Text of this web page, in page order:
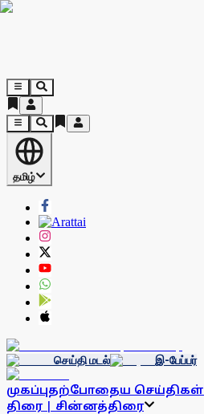
தமிழ்
செய்தி மடல் இ-பேப்பர்
முகப்புதற்போதைய செய்திகள்
திரை | சின்னத்திரை